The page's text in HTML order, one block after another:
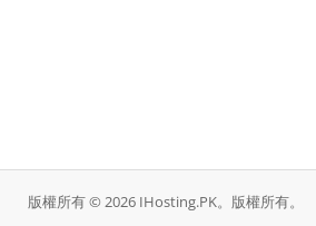
版權所有 © 2026 IHosting.PK。版權所有。